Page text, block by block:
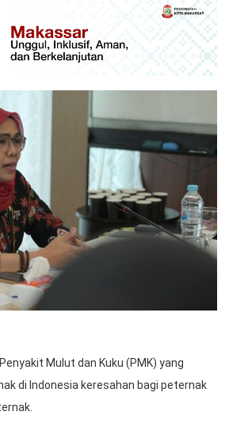
Mulut dan Kuku (PMK) yang
di Indonesia keresahan bagi peternak